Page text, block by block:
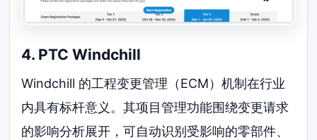
4. PTC Windchill
Windchill 的工程变更管理（ECM）机制在行业
内具有标杆意义。其项目管理功能围绕变更请求
的影响分析展开，可自动识别受影响的零部件、